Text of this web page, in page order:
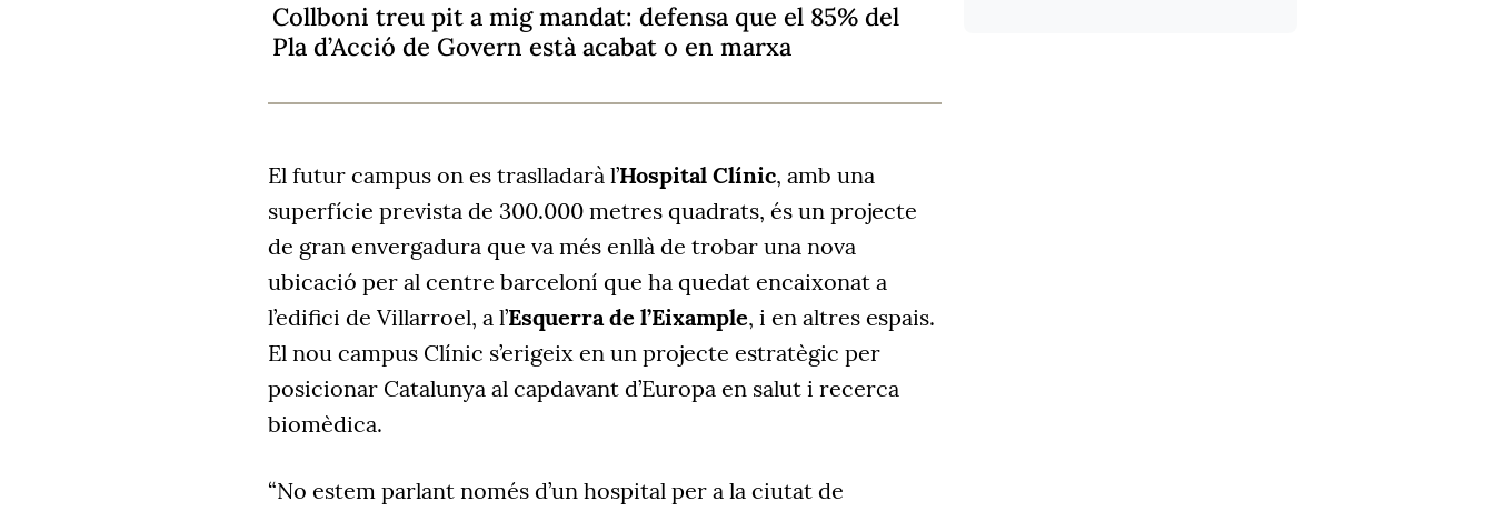
Collboni treu pit a mig mandat: defensa que el 85% del
Pla d’Acció de Govern està acabat o en marxa
El futur campus on es traslladarà l’Hospital Clínic, amb una
superfície prevista de 300.000 metres quadrats, és un projecte
de gran envergadura que va més enllà de trobar una nova
ubicació per al centre barceloní que ha quedat encaixonat a
l’edifici de Villarroel, a l’Esquerra de l’Eixample, i en altres espais.
El nou campus Clínic s’erigeix en un projecte estratègic per
posicionar Catalunya al capdavant d’Europa en salut i recerca
biomèdica.
“No estem parlant només d’un hospital per a la ciutat de